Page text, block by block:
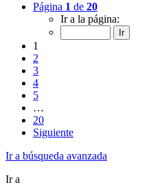
Página 1 de 20
Ir a la página:
1
2
3
4
5
…
20
Siguiente
Ir a búsqueda avanzada
Ir a